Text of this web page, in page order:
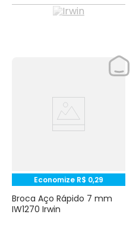
Economize R$ 0,29
Broca Aço Rápido 7 mm
IW1270 Irwin